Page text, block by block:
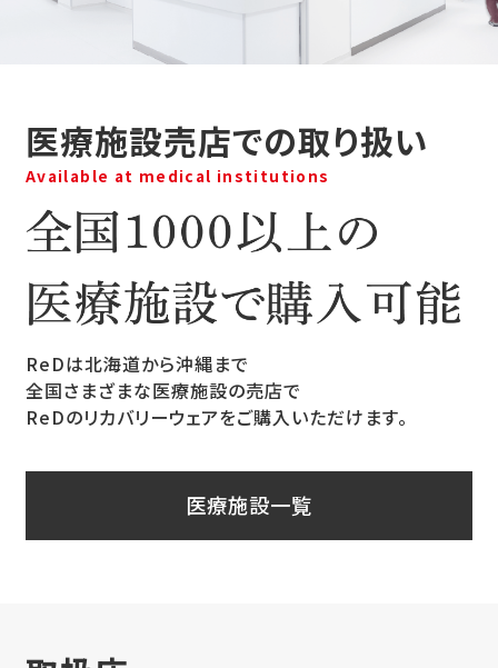
医療施設売店での取り扱い
Available at medical institutions
ReDは北海道から沖縄まで
全国さまざまな医療施設の売店で
ReDのリカバリーウェアをご購入いただけます。
医療施設一覧